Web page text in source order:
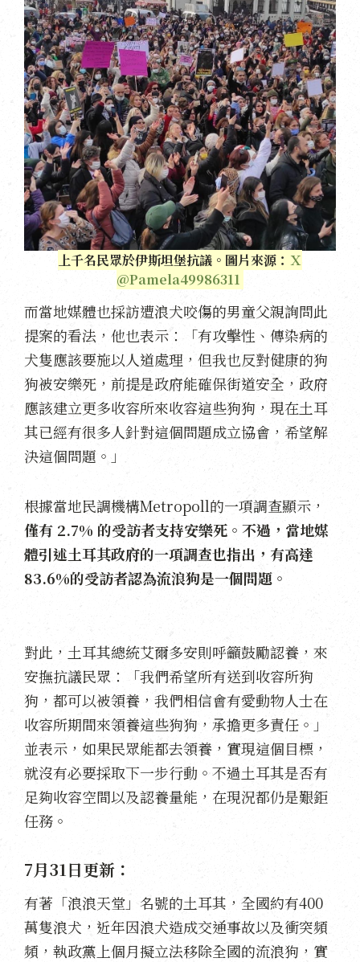
上千名民眾於伊斯坦堡抗議。圖片來源： Ｘ
@Pamela49986311
而當地媒體也採訪遭浪犬咬傷的男童父親詢問此
提案的看法，他也表示：「有攻擊性、傳染病的
犬隻應該要施以人道處理，但我也反對健康的狗
狗被安樂死，前提是政府能確保街道安全，政府
應該建立更多收容所來收容這些狗狗，現在土耳
其已經有很多人針對這個問題成立協會，希望解
決這個問題。」
根據當地民調機構Metropoll的一項調查顯示，
僅有 2.7% 的受訪者支持安樂死。不過，當地媒
體引述土耳其政府的一項調查也指出，有高達
83.6%的受訪者認為流浪狗是一個問題。
對此，土耳其總統艾爾多安則呼籲鼓勵認養，來
安撫抗議民眾：「我們希望所有送到收容所狗
狗，都可以被領養，我們相信會有愛動物人士在
收容所期間來領養這些狗狗，承擔更多責任。」
並表示，如果民眾能都去領養，實現這個目標，
就沒有必要採取下一步行動。不過土耳其是否有
足夠收容空間以及認養量能，在現況都仍是艱鉅
任務。
7月31日更新：
有著「浪浪天堂」名號的土耳其，全國約有400
萬隻浪犬，近年因浪犬造成交通事故以及衝突頻
頻，執政黨上個月擬立法移除全國的流浪狗，實